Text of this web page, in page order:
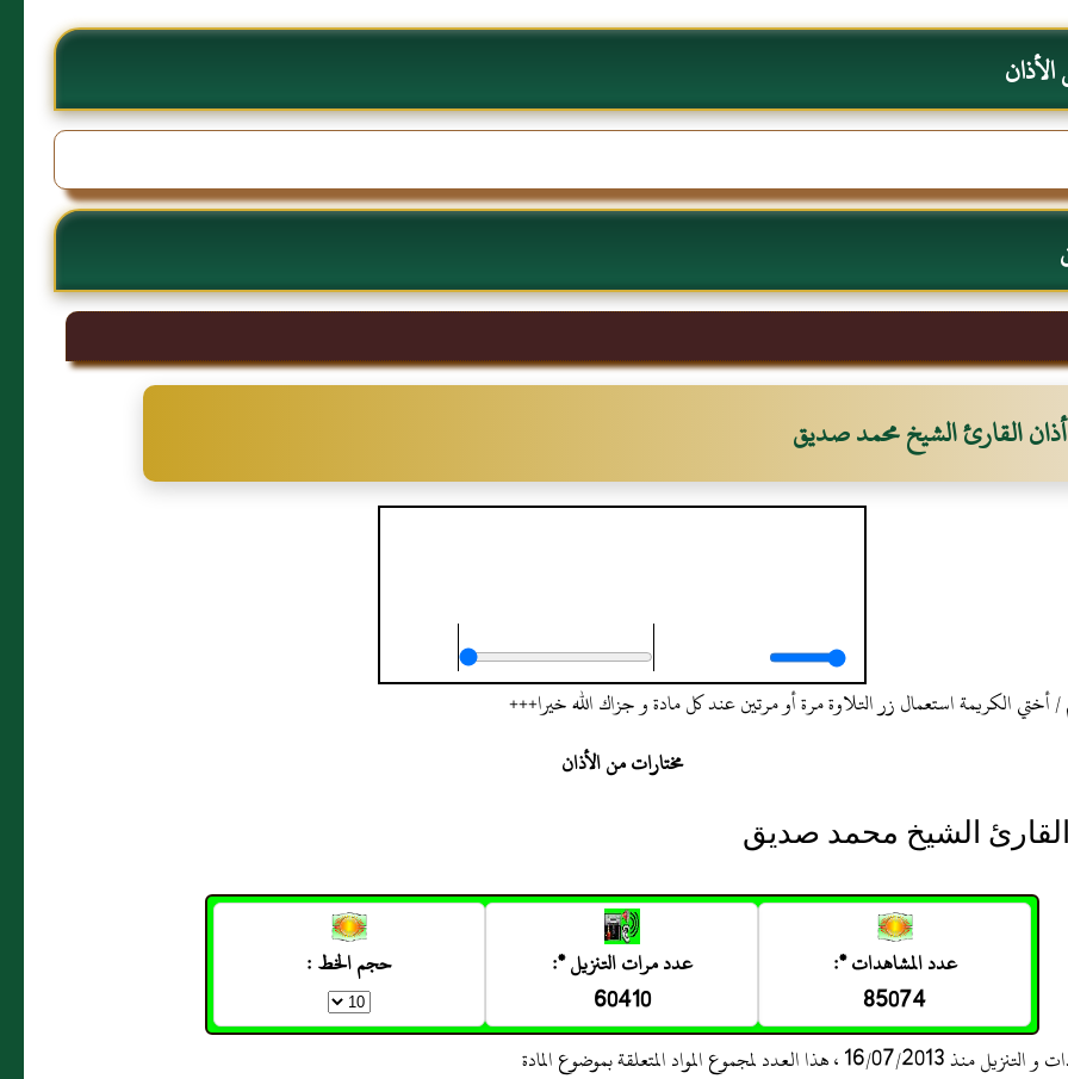
أذان القارئ الشيخ محمد صديق
الكريمة استعمال زر التلاوة مرة أو مرتين عند كل مادة و جزاك الله خيرا+++
مختارات من الأذان
الشيخ محمد صديق
عدد المشاهدات *:
85074
عدد مرات التنزيل *:
60410
حجم الخط :
العدد لمجموع المواد المتعلقة بموضوع المادة